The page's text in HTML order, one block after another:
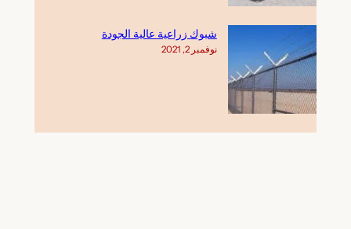
شبوك زراعية عالية الجودة
نوفمبر 2, 2021